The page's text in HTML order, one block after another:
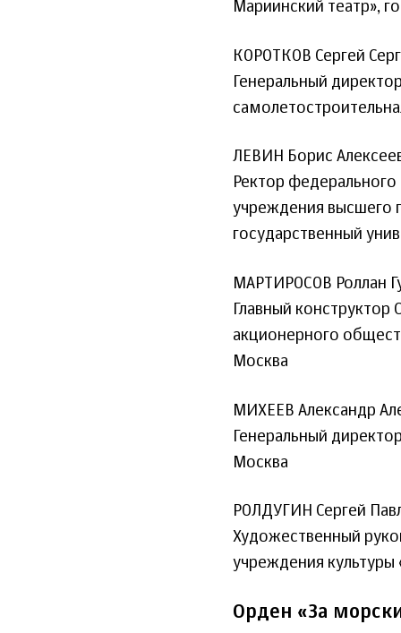
Мариинский театр»,
КОРОТКОВ Сергей
Генеральный
ЛЕВИН Борис
Ректор
учреждения высшего
государственный
МАРТИРОСОВ Роллан
Главный
акционерного
Москва
МИХЕЕВ Александр
Генеральный
Москва
РОЛДУГИН Сергей
Художественный
учреждения
Орден «За